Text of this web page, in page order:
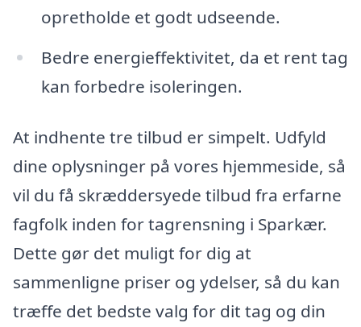
opretholde et godt udseende.
Bedre energieffektivitet, da et rent tag
kan forbedre isoleringen.
At indhente tre tilbud er simpelt. Udfyld
dine oplysninger på vores hjemmeside, så
vil du få skræddersyede tilbud fra erfarne
fagfolk inden for tagrensning i Sparkær.
Dette gør det muligt for dig at
sammenligne priser og ydelser, så du kan
træffe det bedste valg for dit tag og din